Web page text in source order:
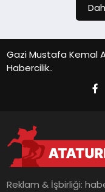
Gazi Mustafa Kemal
Habercilik..
Reklam & İşbirliği: